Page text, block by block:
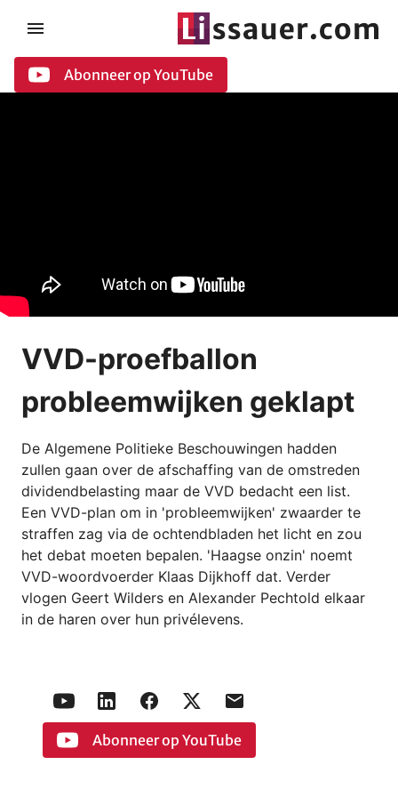
Abonneer op YouTube
VVD-proefballon
probleemwijken geklapt
De Algemene Politieke Beschouwingen hadden
zullen gaan over de afschaffing van de omstreden
dividendbelasting maar de VVD bedacht een list.
Een VVD-plan om in 'probleemwijken' zwaarder te
straffen zag via de ochtendbladen het licht en zou
het debat moeten bepalen. 'Haagse onzin' noemt
VVD-woordvoerder Klaas Dijkhoff dat. Verder
vlogen Geert Wilders en Alexander Pechtold elkaar
in de haren over hun privélevens.
Abonneer op YouTube